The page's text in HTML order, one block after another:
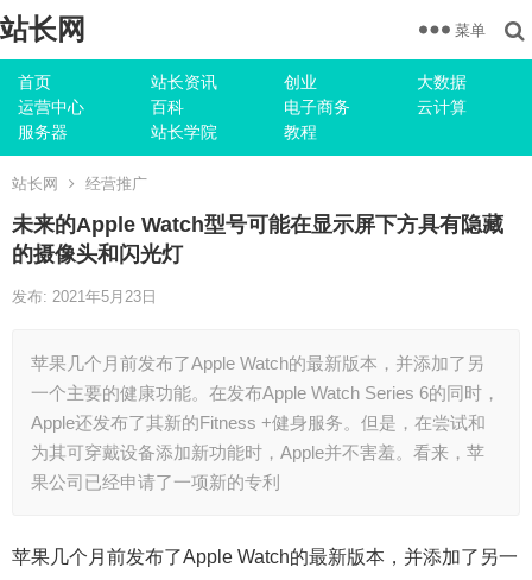
站长网
首页 站长资讯 创业
大数据
运营中心
百科 电子商务
云计算
服务器
站长学院 教程
菜单
站长网 经营推广
未来的Apple Watch型号可能在显示屏下方具有隐藏
的摄像头和闪光灯
发布: 2021年5月23日
苹果几个月前发布了Apple Watch的最新版本，并添加了另
一个主要的健康功能。在发布Apple Watch Series 6的同时，
Apple还发布了其新的Fitness +健身服务。但是，在尝试和
为其可穿戴设备添加新功能时，Apple并不害羞。看来，苹
果公司已经申请了一项新的专利
苹果几个月前发布了Apple Watch的最新版本，并添加了另一